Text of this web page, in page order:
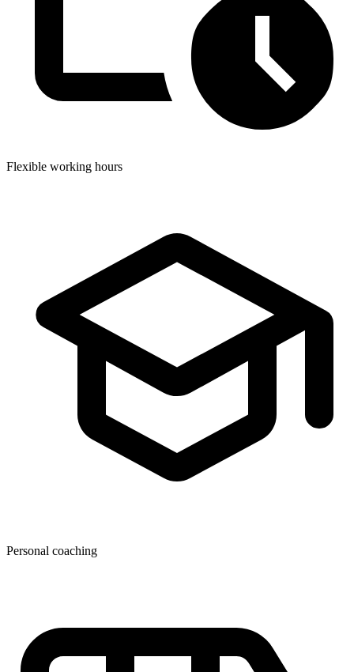
Flexible working hours
Personal coaching